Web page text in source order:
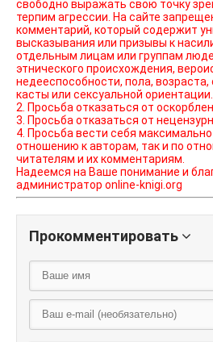
свободно выражать свою точку
терпим агрессии. На сайте
комментарий, который содержит
высказывания или призывы к
отдельным лицам или группам
этнического происхождения,
недееспособности, пола, возраста,
касты или сексуальной ориентации.
2. Просьба отказаться от
3. Просьба отказаться от
4. Просьба вести себя максимально
отношению к авторам, так и по
читателям и их комментариям.
Надеемся на Ваше понимание и
администратор online-knigi.org
Прокомментировать